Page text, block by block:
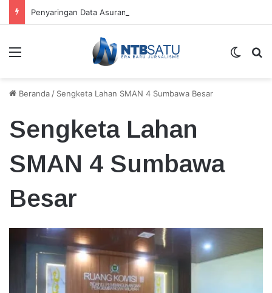
Menu
Beranda / Sengketa Lahan SMAN 4 Sumbawa Besar
Sengketa Lahan
SMAN 4 Sumbawa
Besar